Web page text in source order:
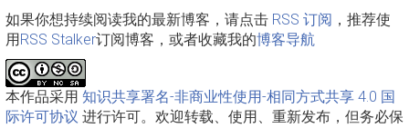
如果你想持续阅读我的最新博客，请点击 RSS 订阅 ，推荐使
用RSS Stalker订阅博客，或者收藏我的博客导航
本作品采用 知识共享署名-非商业性使用-相同方式共享 4.0 国
际许可协议 进行许可。欢迎转载、使用、重新发布，但务必保